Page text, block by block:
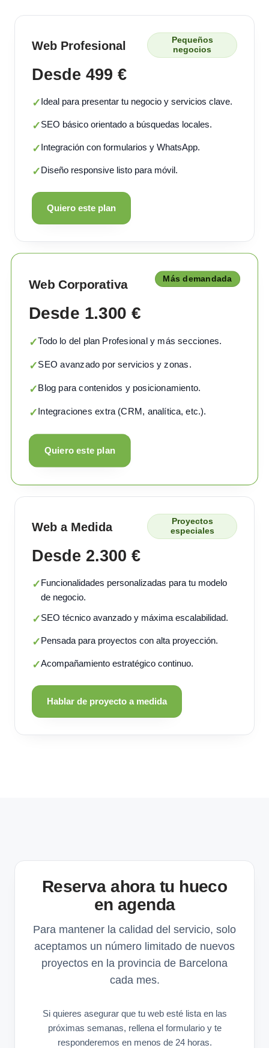
Web Profesional
Pequeños
negocios
Desde 499 €
✓Ideal para presentar tu negocio y servicios clave.
✓SEO básico orientado a búsquedas locales.
✓Integración con formularios y WhatsApp.
✓Diseño responsive listo para móvil.
Quiero este plan
Web Corporativa Más demandada
Desde 1.300 €
✓Todo lo del plan Profesional y más secciones.
✓SEO avanzado por servicios y zonas.
✓Blog para contenidos y posicionamiento.
✓Integraciones extra (CRM, analítica, etc.).
Quiero este plan
Web a Medida
Proyectos
especiales
Desde 2.300 €
✓Funcionalidades personalizadas para tu modelo
de negocio.
✓SEO técnico avanzado y máxima escalabilidad.
✓Pensada para proyectos con alta proyección.
✓Acompañamiento estratégico continuo.
Hablar de proyecto a medida
Reserva ahora tu hueco
en agenda
Para mantener la calidad del servicio, solo
aceptamos un número limitado de nuevos
proyectos en la provincia de Barcelona
cada mes.
Si quieres asegurar que tu web esté lista en las
próximas semanas, rellena el formulario y te
responderemos en menos de 24 horas.